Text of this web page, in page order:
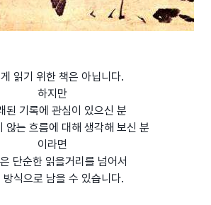
읽기 위한 책은 아닙니다.
하지만
된 기록에 관심이 있으신 분
않는 흐름에 대해 생각해 보신 분
이라면
단순한 읽을거리를 넘어서
방식으로 남을 수 있습니다.